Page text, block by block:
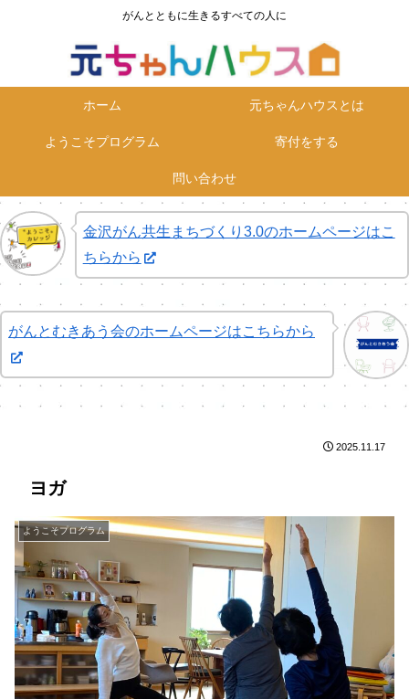
がんとともに生きるすべての人に
ホーム 元ちゃんハウスとは
ようこそプログラム 寄付をする
問い合わせ
金沢がん共生まちづくり3.0のホームページはこ
ちらから
がんとむきあう会のホームページはこちらから
ヨガ
ようこそプログラム
2025.11.17